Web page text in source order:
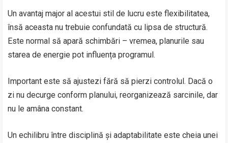
Un avantaj major al acestui stil de lucru este flexibilitatea,
însă aceasta nu trebuie confundată cu lipsa de structură.
Este normal să apară schimbări – vremea, planurile sau
starea de energie pot influența programul.
Important este să ajustezi fără să pierzi controlul. Dacă o
zi nu decurge conform planului, reorganizează sarcinile, dar
nu le amâna constant.
Un echilibru între disciplină și adaptabilitate este cheia unei